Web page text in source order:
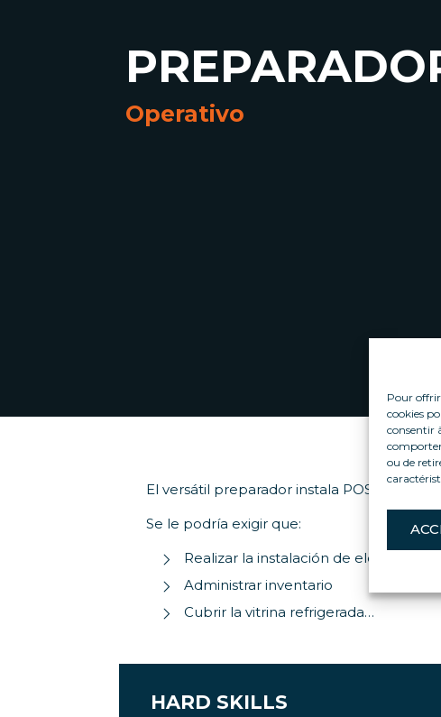
Pour offrir
cookies
consentir
ou de
Operativo
El versátil preparador instala POS
Se le podría exigir que:
Realizar la instalación de elementos
Administrar inventario
Cubrir la vitrina refrigerada…
HARD SKILLS